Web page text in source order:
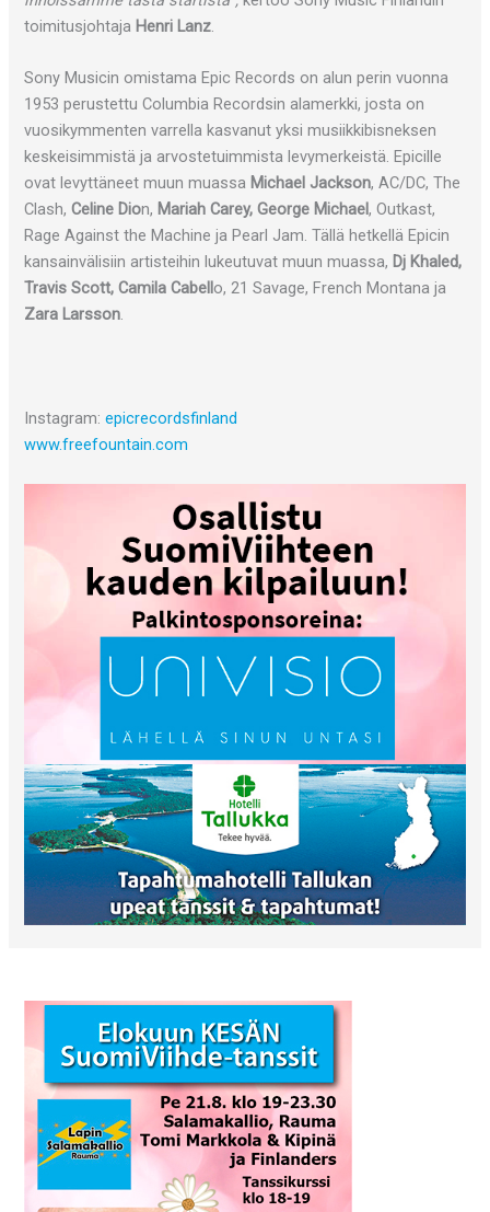
toimitusjohtaja Henri Lanz.
Sony Musicin omistama Epic Records on alun perin vuonna
1953 perustettu Columbia Recordsin alamerkki, josta on
vuosikymmenten varrella kasvanut yksi musiikkibisneksen
keskeisimmistä ja arvostetuimmista levymerkeistä. Epicille
ovat levyttäneet muun muassa Michael Jackson, AC/DC, The
Clash,Celine Dion, Mariah Carey, George Michael, Outkast,
Rage Against the Machine ja Pearl Jam. Tällä hetkellä Epicin
kansainvälisiin artisteihin lukeutuvat muun muassa, Dj Khaled,
Travis Scott, Camila Cabell o, 21 Savage, French Montana ja
Zara Larsson.
Instagram:epicrecordsfinland
www.freefountain.com